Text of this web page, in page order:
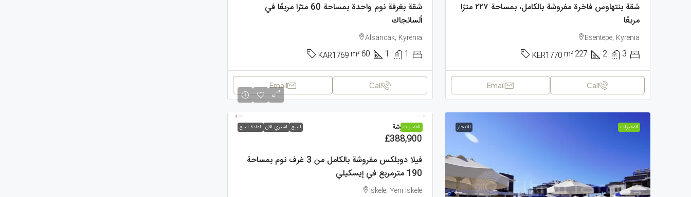
شقة بنتهاوس فاخرة مفروشة بالكامل، بمساحة ٢٢٧ مترًا
مربعًا
Esentepe, Kyrenia
3
2
227
m²
KER1770
Call
Email
شقة بغرفة نوم واحدة بمساحة 60 مترًا مربعًا في
ألسانجاك
Alsancak, Kyrenia
1
1
60
m²
KAR1769
Call
Email
الممیزات للايجار الممیزات للبيع اشتري الان اعادة البيع فيلا, مفروشة
£388,900
فيلا دوبلكس مفروشة بالكامل من 3 غرف نوم بمساحة
190 مترمربع في إيسكيلي
Iskele, Yeni Iskele